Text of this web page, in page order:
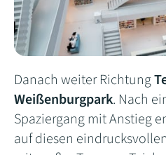
Danach weiter Richtung
Weißenburgpark. Nach
Spaziergang mit Anstieg
auf diesen